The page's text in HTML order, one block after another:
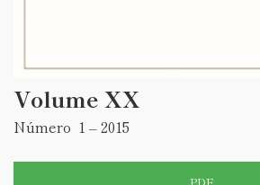
Volume XX
Número 1 – 2015